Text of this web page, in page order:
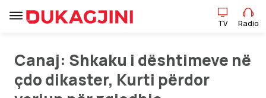
TV Radio
TV Radio
Canaj: Shkaku i dështimeve në
çdo dikaster, Kurti përdor